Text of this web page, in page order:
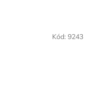
Kód: 9243